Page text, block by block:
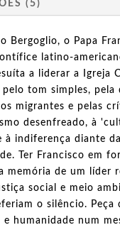
(5)
Bergoglio, o Papa
latino-
a liderar a Igreja
tom simples, pela
migrantes e pelas
desenfreado, à
à indiferença diante da
Ter Francisco em
memória de um líder
social e meio
o silêncio. Peça
humanidade num